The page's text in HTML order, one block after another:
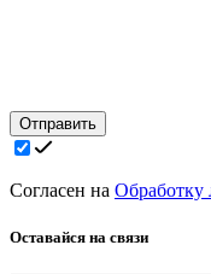
Отправить
Согласен на
Оставайся на связи